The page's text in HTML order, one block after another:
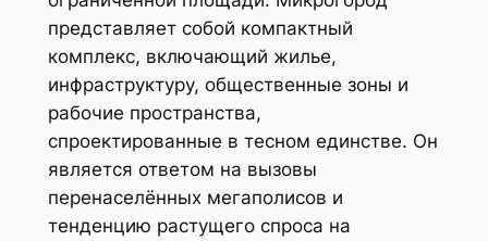
представляет собой компактный
комплекс, включающий жилье,
инфраструктуру, общественные зоны и
рабочие пространства,
спроектированные в тесном единстве. Он
является ответом на вызовы
перенаселённых мегаполисов и
тенденцию растущего спроса на